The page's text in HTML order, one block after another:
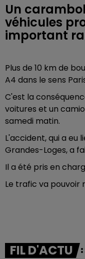
Un
véhicules
important
Plus de 10 km de
A4 dans le sens
C'est la
voitures et un
samedi matin.
L'accident, qui a eu
Grandes-Loges, a
Il a été pris en
Le trafic va pouvoir
FIL D'ACTU